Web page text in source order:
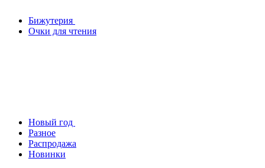
Бижутерия
Очки для чтения
Новый год
Разное
Распродажа
Новинки